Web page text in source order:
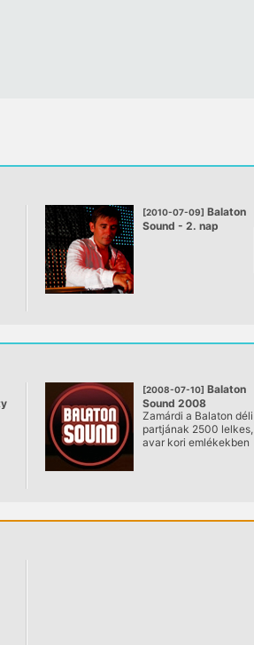
[2010-07-09] Balaton
Sound - 2. nap
[2008-07-10] Balaton
Sound 2008
@ Zamárdi
Szabadstrand
Zamárdi a Balaton déli
partjának 2500 lelkes,
avar kori emlékekben
kirándulásra csábító